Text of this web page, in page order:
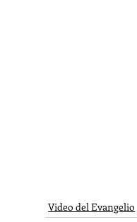
Video del Evangelio